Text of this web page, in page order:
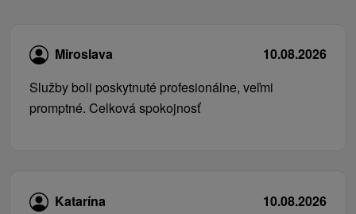
Miroslava
10.08.2026
Služby boli poskytnuté profesionálne, veľmi
promptné. Celková spokojnosť
Katarína
10.08.2026